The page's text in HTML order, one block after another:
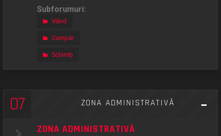
Subforumuri:
Vând
Cumpăr
Schimb
07 ZONA ADMINISTRATIVĂ
ZONA ADMINISTRATIVĂ